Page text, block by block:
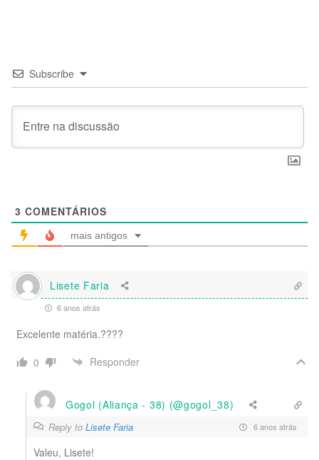
Subscribe
3 COMENTÁRIOS
mais antigos
Lisete Faria
6 anos atrás
Excelente matéria.????
0
Responder
Gogol (Aliança - 38) (@gogol_38)
Reply to Lisete Faria 6 anos atrás
Valeu, Lisete!